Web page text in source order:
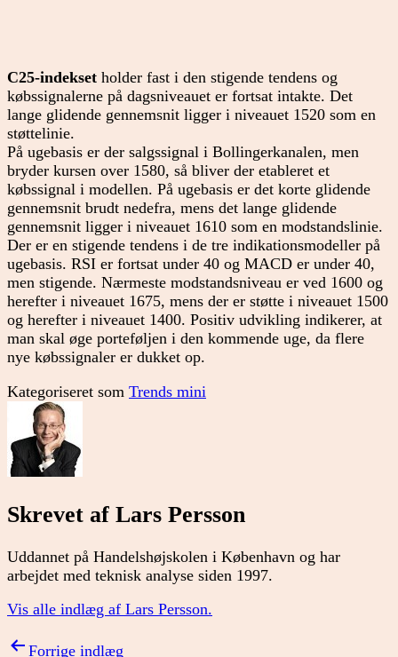
C25-indekset holder fast i den stigende tendens og
købssignalerne på dagsniveauet er fortsat intakte. Det
lange glidende gennemsnit ligger i niveauet 1520 som en
støttelinie.
På ugebasis er der salgssignal i Bollingerkanalen, men
bryder kursen over 1580, så bliver der etableret et
købssignal i modellen. På ugebasis er det korte glidende
gennemsnit brudt nedefra, mens det lange glidende
gennemsnit ligger i niveauet 1610 som en modstandslinie.
Der er en stigende tendens i de tre indikationsmodeller på
ugebasis. RSI er fortsat under 40 og MACD er under 40,
men stigende. Nærmeste modstandsniveau er ved 1600 og
herefter i niveauet 1675, mens der er støtte i niveauet 1500
og herefter i niveauet 1400. Positiv udvikling indikerer, at
man skal øge porteføljen i den kommende uge, da flere
nye købssignaler er dukket op.
Kategoriseret som Trends mini
Skrevet af Lars Persson
Uddannet på Handelshøjskolen i København og har
arbejdet med teknisk analyse siden 1997.
Vis alle indlæg af Lars Persson.
Indlægsnavigation
Forrige indlæg